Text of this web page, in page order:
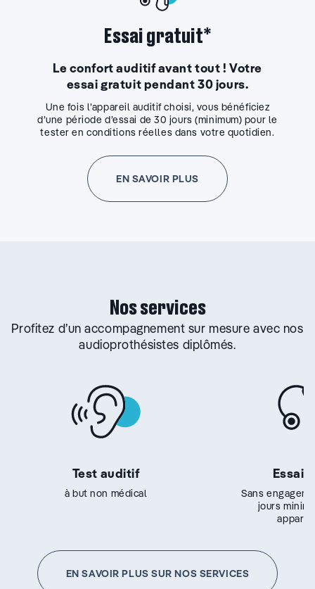
Essai gratuit*
Le confort auditif avant tout ! Votre
essai gratuit pendant 30 jours.
Une fois l’appareil auditif choisi, vous bénéficiez
d’une période d’essai de 30 jours (minimum) pour le
tester en conditions réelles dans votre quotidien.
EN SAVOIR PLUS
Nos services
Profitez d’un accompagnement sur mesure avec nos
audioprothésistes diplômés.
Test auditif
à but non médical
Essai
Sans
jours
EN SAVOIR PLUS SUR NOS SERVICES